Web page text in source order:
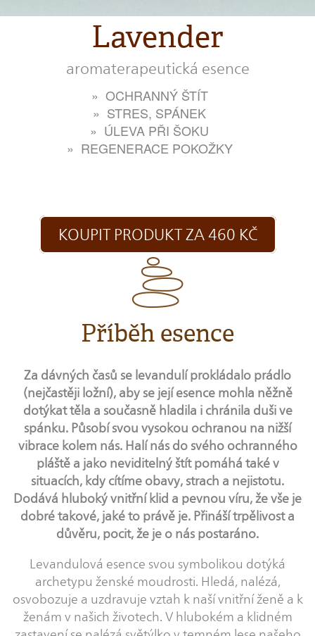
Lavender
aromaterapeutická esence
OCHRANNÝ ŠTÍT
STRES, SPÁNEK
ÚLEVA PŘI ŠOKU
REGENERACE POKOŽKY
KOUPIT PRODUKT ZA 460 KČ
Příběh esence
Za dávných časů se levandulí prokládalo prádlo
(nejčastěji ložní), aby se její esence mohla něžně
dotýkat těla a současně hladila i chránila duši ve
spánku. Působí svou vysokou ochranou na nižší
vibrace kolem nás. Halí nás do svého ochranného
pláště a jako neviditelný štít pomáhá také v
situacích, kdy cítíme obavy, strach a nejistotu.
Dodává hluboký vnitřní klid a pevnou víru, že vše je
dobré takové, jaké to právě je. Přináší trpělivost a
důvěru, pocit, že je o nás postaráno.
Levandulová esence svou symbolikou dotýká
archetypu ženské moudrosti. Hledá, nalézá,
osvobozuje a uzdravuje vztah k naší vnitřní ženě a k
ženám v našich životech. V hlubokém a klidném